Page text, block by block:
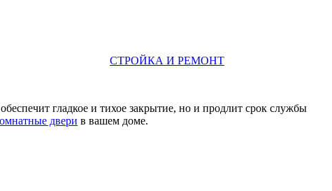
СТРОЙКА И РЕМОНТ
гладкое и тихое закрытие, но и продлит срок службы
двери в вашем доме.